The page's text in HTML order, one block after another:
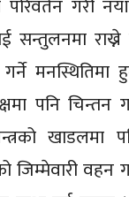
गरी
सन्तुलनमा राख्ने
गर्ने
पनि चिन्तन
खाडलमा
जिम्मेवारी वहन